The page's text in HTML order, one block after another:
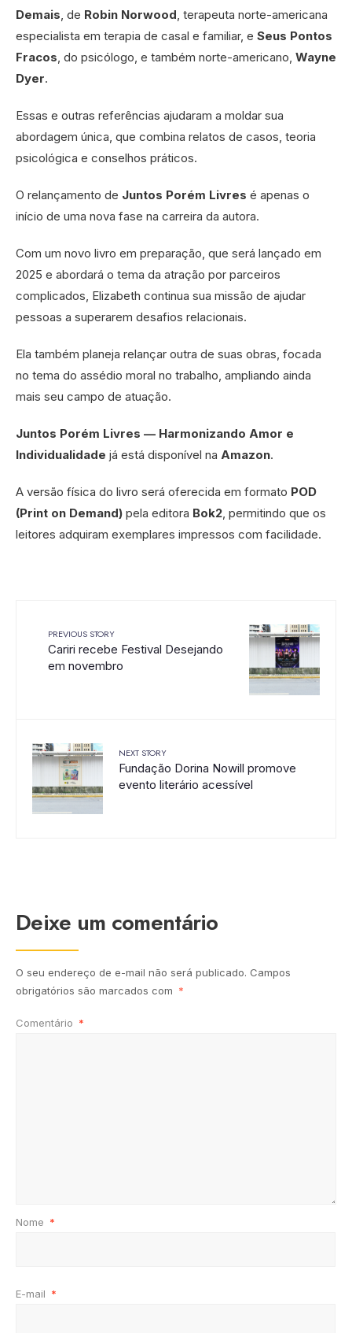
Demais , de Robin Norwood , terapeuta norte-americana
especialista em terapia de casal e familiar, e Seus Pontos
Fracos , do psicólogo, e também norte-americano, Wayne
Dyer.
Essas e outras referências ajudaram a moldar sua
abordagem única, que combina relatos de casos, teoria
psicológica e conselhos práticos.
O relançamento de Juntos Porém Livres é apenas o
início de uma nova fase na carreira da autora.
Com um novo livro em preparação, que será lançado em
2025 e abordará o tema da atração por parceiros
complicados, Elizabeth continua sua missão de ajudar
pessoas a superarem desafios relacionais.
Ela também planeja relançar outra de suas obras, focada
no tema do assédio moral no trabalho, ampliando ainda
mais seu campo de atuação.
Juntos Porém Livres — Harmonizando Amor e
Individualidade já está disponível na Amazon.
A versão física do livro será oferecida em formato POD
(Print on Demand) pela editora Bok2 , permitindo que os
leitores adquiram exemplares impressos com facilidade.
PREVIOUS STORY
Cariri recebe Festival Desejando
em novembro
NEXT STORY
Fundação Dorina Nowill promove
evento literário acessível
Deixe um comentário
O seu endereço de e-mail não será publicado. Campos
obrigatórios são marcados com *
Comentário *
Nome *
E-mail *